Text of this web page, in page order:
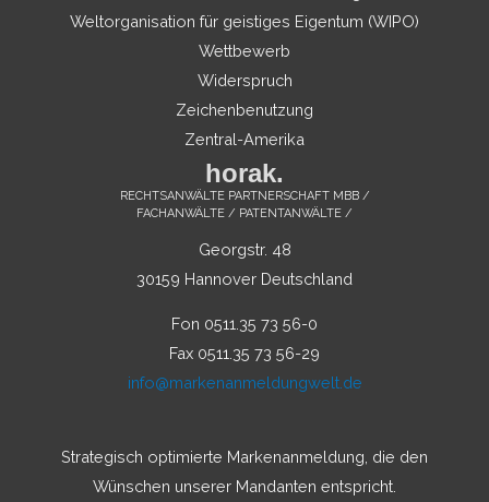
Weltorganisation für geistiges Eigentum (WIPO)
Wettbewerb
Widerspruch
Zeichenbenutzung
Zentral-Amerika
horak.
RECHTSANWÄLTE PARTNERSCHAFT MBB /
FACHANWÄLTE / PATENTANWÄLTE /
Georgstr. 48
30159 Hannover Deutschland
Fon 0511.35 73 56-0
Fax 0511.35 73 56-29
info@markenanmeldungwelt.de
Strategisch optimierte Markenanmeldung, die den
Wünschen unserer Mandanten entspricht.